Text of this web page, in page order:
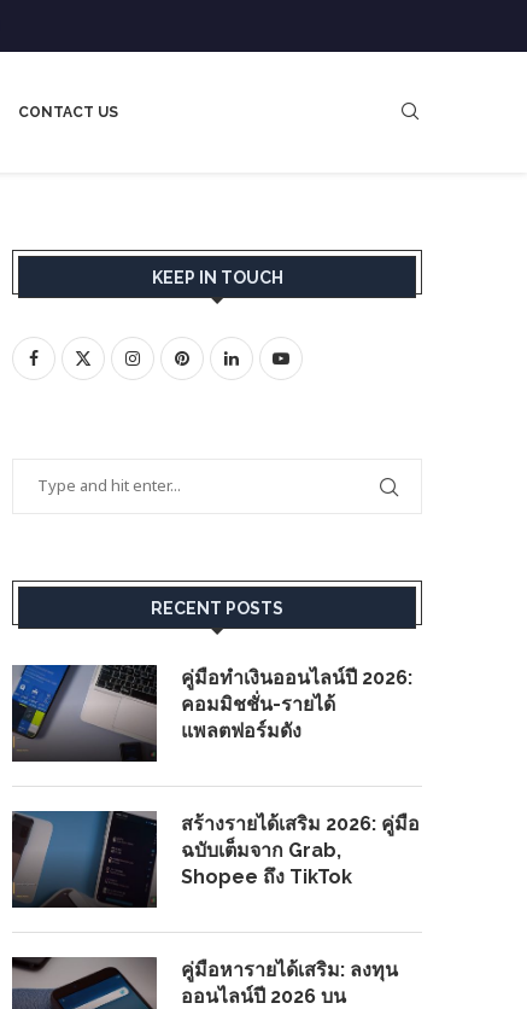
CONTACT US
KEEP IN TOUCH
RECENT POSTS
คู่มือทำเงินออนไลน์ปี 2026:
คอมมิชชั่น-รายได้
แพลตฟอร์มดัง
สร้างรายได้เสริม 2026: คู่มือ
ฉบับเต็มจาก Grab,
Shopee ถึง TikTok
คู่มือหารายได้เสริม: ลงทุน
ออนไลน์ปี 2026 บน